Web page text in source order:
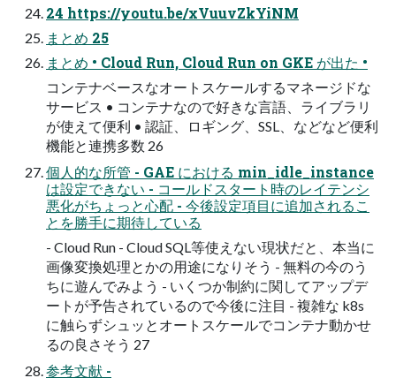
24 https://youtu.be/xVuuvZkYiNM
まとめ 25
まとめ • Cloud Run, Cloud Run on GKE が出た •
コンテナベースなオートスケールするマネージドな
サービス • コンテナなので好きな言語、ライブラリ
が使えて便利 • 認証、ロギング、SSL、などなど便利
機能と連携多数 26
個人的な所管 - GAE における min_idle_instance
は設定できない - コールドスタート時のレイテンシ
悪化がちょっと心配 - 今後設定項目に追加されるこ
とを勝手に期待している
- Cloud Run - Cloud SQL等使えない現状だと、本当に
画像変換処理とかの用途になりそう - 無料の今のう
ちに遊んでみよう - いくつか制約に関してアップデ
ートが予告されているので今後に注目 - 複雑な k8s
に触らずシュッとオートスケールでコンテナ動かせ
るの良さそう 27
参考文献 -